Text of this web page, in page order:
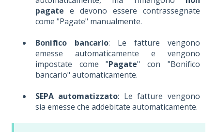
pagate e devono essere contrassegnate
come "Pagate" manualmente.
Bonifico bancario: Le fatture vengono
emesse automaticamente e vengono
impostate come "Pagate" con "Bonifico
bancario" automaticamente.
SEPA automatizzato: Le fatture vengono
sia emesse che addebitate automaticamente.